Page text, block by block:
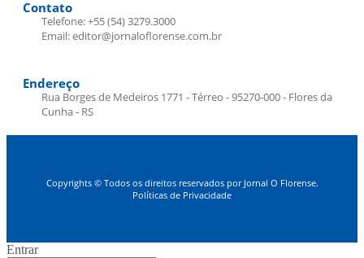
Contato
Telefone: +55 (54) 3279.3000
Email: editor@jornaloflorense.com.br
Endereço
Rua Borges de Medeiros 1771 - Térreo - 95270-000 - Flores da
Cunha - RS
Copyrights © Todos os direitos reservados por Jornal O Florense.
Políticas de Privacidade
Entrar